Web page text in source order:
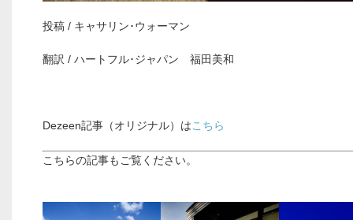
投稿 / キャサリン･ウォーマン
翻訳 / ハートフル･ジャパン 福田美和
Dezeen記事（オリジナル）はこちら
こちらの記事もご覧ください。